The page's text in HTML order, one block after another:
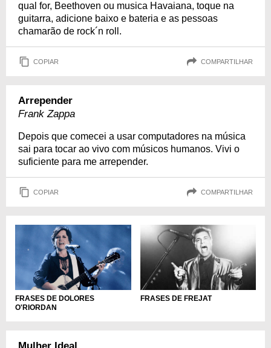
qual for, Beethoven ou musica Havaiana, toque na
guitarra, adicione baixo e bateria e as pessoas
chamarão de rock´n roll.
COPIAR COMPARTILHAR
Arrepender
Frank Zappa
Depois que comecei a usar computadores na música
sai para tocar ao vivo com músicos humanos. Vivi o
suficiente para me arrepender.
COPIAR COMPARTILHAR
FRASES DE DOLORES
O'RIORDAN
FRASES DE FREJAT
Mulher Ideal